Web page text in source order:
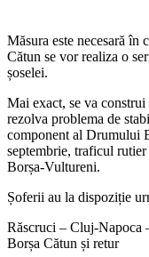
Măsura este necesară
Cătun se vor realiza o
șoselei.
Mai exact, se va
rezolva problema de
component al Drumului
septembrie, traficul
Borșa-Vultureni.
Șoferii au la dispoziție
Răscruci – Cluj-Napoca
Borșa Cătun și retur